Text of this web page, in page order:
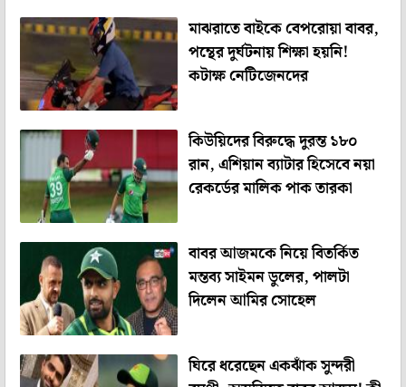
মাঝরাতে বাইকে বেপরোয়া বাবর,
পন্থের দুর্ঘটনায় শিক্ষা হয়নি!
কটাক্ষ নেটিজেনদের
কিউয়িদের বিরুদ্ধে দুরন্ত ১৮০
রান, এশিয়ান ব্যাটার হিসেবে নয়া
রেকর্ডের মালিক পাক তারকা
বাবর আজমকে নিয়ে বিতর্কিত
মন্তব্য সাইমন ডুলের, পালটা
দিলেন আমির সোহেল
ঘিরে ধরেছেন একঝাঁক সুন্দরী